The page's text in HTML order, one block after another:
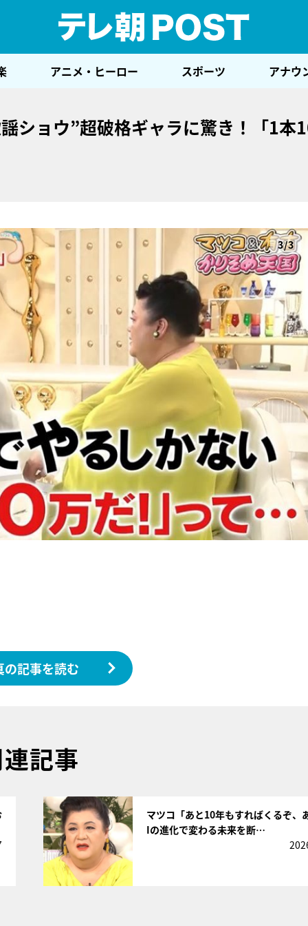
アニメ・ヒーロー スポーツ アナウ
ショウ”超破格ギャラに驚き！「1本
3/3
の記事を読む
記事
マツコ「あと10年もすればくるぞ、
Iの進化で変わる未来を断…
『アイ＝ラブ！げーみん
E齋藤樹愛羅＆佐々木舞
ビュー